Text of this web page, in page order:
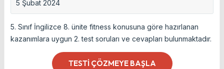
5 Şubat 2024
5. Sınıf İngilizce 8. ünite fitness konusuna göre hazırlanan
kazanımlara uygun 2. test soruları ve cevapları bulunmaktadır.
TESTI ÇÖZMEYE BAŞLA